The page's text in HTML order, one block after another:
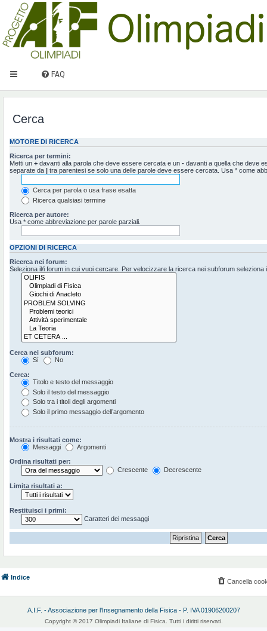
FAQ
Cerca
MOTORE DI RICERCA
Ricerca per termini:
Metti un + davanti alla parola che deve essere cercata e un - davanti a quella che deve
separate da
tra parentesi se solo una delle parole deve essere cercata. Usa * come
Cerca per parola o usa frase esatta
Ricerca qualsiasi termine
Ricerca per autore:
Usa * come abbreviazione per parole parziali.
OPZIONI DI RICERCA
Ricerca nei forum:
Seleziona il/i forum in cui vuoi cercare. Per velocizzare la ricerca nei subforum seleziona
Cerca nei subforum:
Sì
No
Cerca:
Titolo e testo del messaggio
Solo il testo del messaggio
Solo tra i titoli degli argomenti
Solo il primo messaggio dell’argomento
Mostra i risultati come:
Messaggi
Argomenti
Ordina risultati per:
Crescente
Decrescente
Limita risultati a:
Restituisci i primi:
Caratteri dei messaggi
Indice
Cancella
A.I.F. - Associazione per l'Insegnamento della Fisica - P. IVA 01906200207
Copyright © 2017 Olimpiadi Italiane di Fisica. Tutti i diritti riservati.